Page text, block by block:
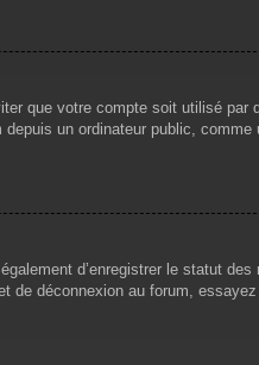
que votre compte soit utilisé par
un ordinateur public, comme
d’enregistrer le statut des
de déconnexion au forum,